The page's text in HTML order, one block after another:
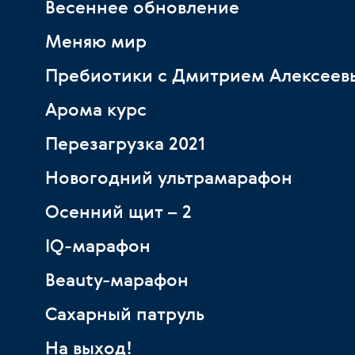
Весеннее обновление
Меняю мир
Пребиотики с Дмитрием
Арома курс
Перезагрузка 2021
Новогодний ультрамарафон
Осенний щит – 2
IQ-марафон
Beauty-марафон
Сахарный патруль
На выход!